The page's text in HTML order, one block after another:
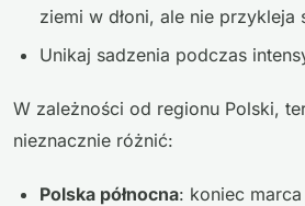
ziemi w dłoni, ale nie przykleja
Unikaj sadzenia podczas
W zależności od regionu Polski,
nieznacznie różnić:
Polska północna: koniec